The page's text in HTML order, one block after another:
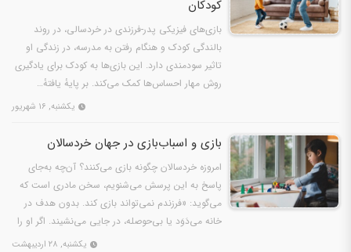
کودکان
بازی‌های فیزیکی پدر-فرزندی در خردسالی، در روند
بالندگی کودک و هنگام رفتن به مدرسه، در زندگی او
تاثیر سودمندی دارد. این بازی‌ها به کودک برای یادگیری
روش مهار احساس‌ها کمک می‌کند. بر پایهٔ یافتهٔ…
یکشنبه, ۱۶ شهریور
بازی و اسباب‌بازی در جهان خردسالان
امروزه خردسالان چگونه بازی می‌کنند؟ آن‌چه به‌جای
پاسخ به این پرسش می‌شنویم، سخن مادری است که
می‌گوید: «فرزندم نمی‌تواند بازی کند. بدون هدف در
خانه می‌دَوَد یا بی‌حوصله، در جایی می‌نشیند. اگر او را
یکشنبه, ۲۸ اردیبهشت